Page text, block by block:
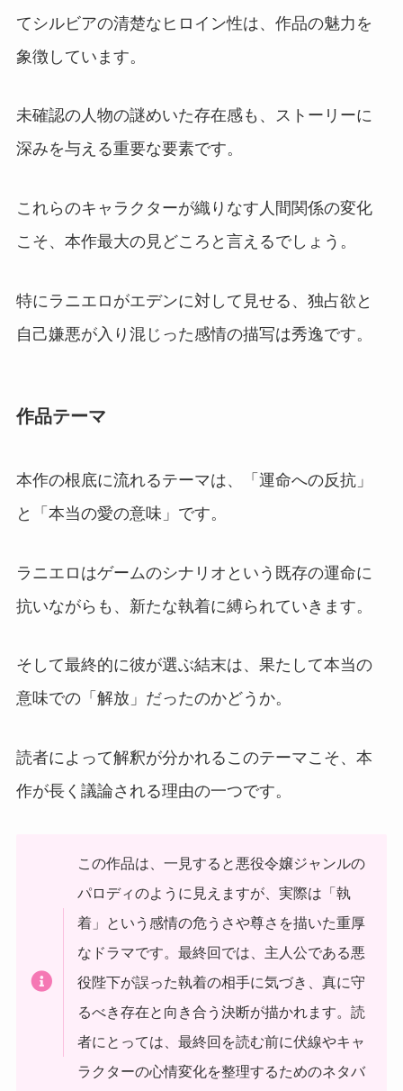
てシルビアの清楚なヒロイン性は、作品の魅力を
象徴しています。
未確認の人物の謎めいた存在感も、ストーリーに
深みを与える重要な要素です。
これらのキャラクターが織りなす人間関係の変化
こそ、本作最大の見どころと言えるでしょう。
特にラニエロがエデンに対して見せる、独占欲と
自己嫌悪が入り混じった感情の描写は秀逸です。
作品テーマ
本作の根底に流れるテーマは、「運命への反抗」
と「本当の愛の意味」です。
ラニエロはゲームのシナリオという既存の運命に
抗いながらも、新たな執着に縛られていきます。
そして最終的に彼が選ぶ結末は、果たして本当の
意味での「解放」だったのかどうか。
読者によって解釈が分かれるこのテーマこそ、本
作が長く議論される理由の一つです。
この作品は、一見すると悪役令嬢ジャンルの
パロディのように見えますが、実際は「執
着」という感情の危うさや尊さを描いた重厚
なドラマです。最終回では、主人公である悪
役陛下が誤った執着の相手に気づき、真に守
るべき存在と向き合う決断が描かれます。読
者にとっては、最終回を読む前に伏線やキャ
ラクターの心情変化を整理するためのネタバ